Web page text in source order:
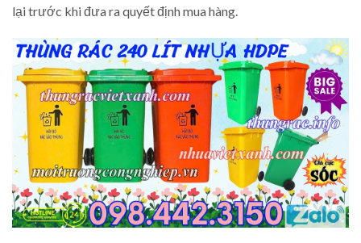
lại trước khi đưa ra quyết định mua hàng.